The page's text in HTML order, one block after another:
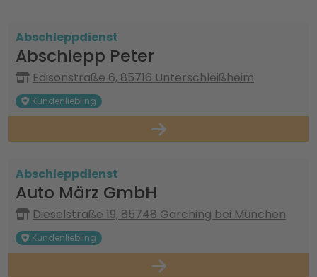
Abschleppdienst
Abschlepp Peter
Edisonstraße 6, 85716 Unterschleißheim
Kundenliebling
Abschleppdienst
Auto März GmbH
Dieselstraße 19, 85748 Garching bei München
Kundenliebling